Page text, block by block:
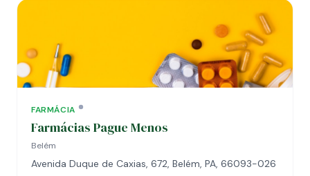
FARMÁCIA
Farmácias Pague Menos
Belém
Avenida Duque de Caxias, 672, Belém, PA, 66093-026